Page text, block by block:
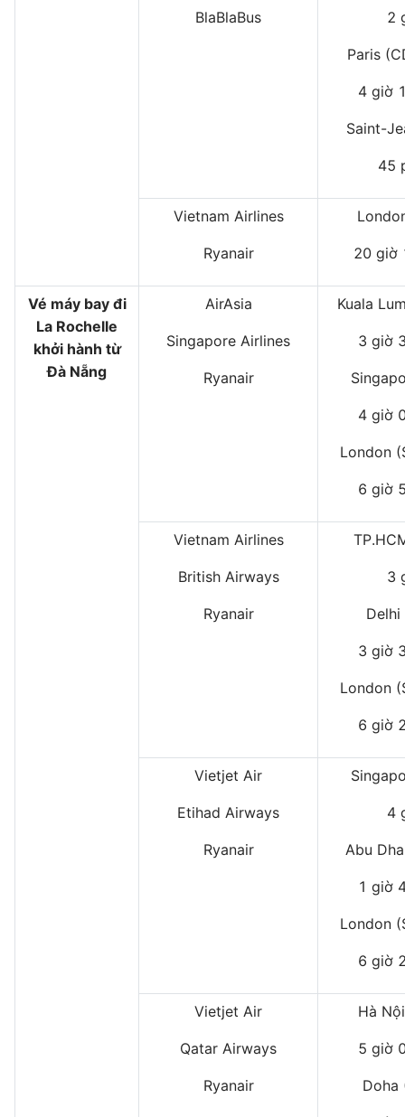
BlaBlaBus 2
Paris
4 giờ
Saint-
45
Vietnam Airlines
Ryanair 20 giờ
Vé máy bay đi
La Rochelle
khởi hành từ
Đà Nẵng
AirAsia
Singapore Airlines
Ryanair
Kuala
3 giờ
4 giờ
London
6 giờ
Vietnam Airlines
British Airways
Ryanair
3
Delhi
3 giờ
London
6 giờ
Vietjet Air
Etihad Airways
Ryanair
4
Abu
1 giờ
London
6 giờ
Vietjet Air
Qatar Airways
Ryanair
Hà
5 giờ
Doha